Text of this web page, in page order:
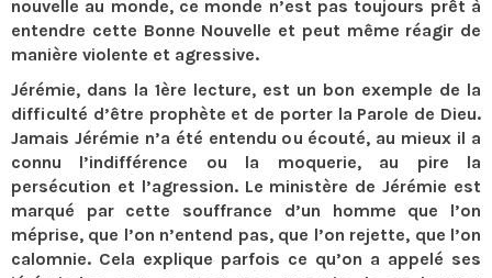
nouvelle au monde, ce monde n’est pas toujours prêt à
entendre cette Bonne Nouvelle et peut même réagir de
manière violente et agressive.
Jérémie, dans la 1ère lecture, est un bon exemple de la
difficulté d’être prophète et de porter la Parole de Dieu.
Jamais Jérémie n’a été entendu ou écouté, au mieux il a
connu l’indifférence ou la moquerie, au pire la
persécution et l’agression. Le ministère de Jérémie est
marqué par cette souffrance d’un homme que l’on
méprise, que l’on n’entend pas, que l’on rejette, que l’on
calomnie. Cela explique parfois ce qu’on a appelé ses